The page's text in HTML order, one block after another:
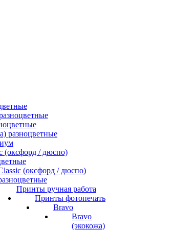
разноцветные
(оксфорд / дюспо)
(оксфорд / дюспо)
Принты ручная работа
Принты фотопечать
Bravo
Bravo
(экокожа)